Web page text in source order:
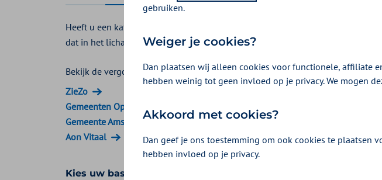
Heeft u een katheter nodig? Bij Zilveren Kruis krijgt u hiervoor een vergoeding.
dat in het lichaam wordt aangebracht. Een katheter kan bijvoorbeeld urine uit
Bekijk de vergoedingen van:
ZieZo
Gemeenten Optimaal
Gemeente Amsterdam
Aon Vitaal
Kies uw basisverzekering
gebruiken.
Weiger je cookies?
Dan plaatsen wij alleen cookies voor functionele, affiliate
hebben weinig tot geen invloed op je privacy. We mogen
Akkoord met cookies?
Dan geef je ons toestemming om ook cookies te plaatsen
hebben invloed op je privacy.